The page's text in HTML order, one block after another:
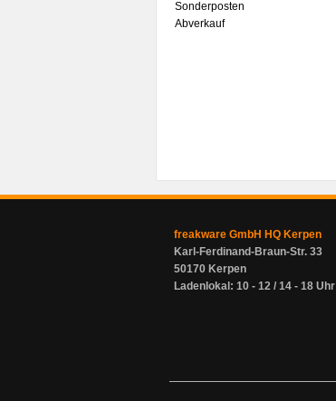
Sonderposten
Abverkauf
freakware GmbH HQ Kerpen
Karl-Ferdinand-Braun-Str. 33
50170 Kerpen
Ladenlokal: 10 - 12 / 14 - 18 Uhr